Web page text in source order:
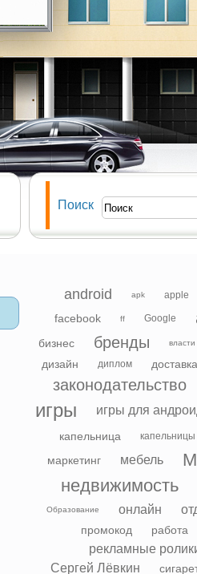
Поиск
android apk apple
facebook
ff Google
бизнес
бренды власти
дизайн диплом доставка
законодательство
игры игры для
капельница
капельницы
маркетинг
мебель
недвижимость
Образование онлайн
промокод
работа
рекламные
Сергей Лёвкин